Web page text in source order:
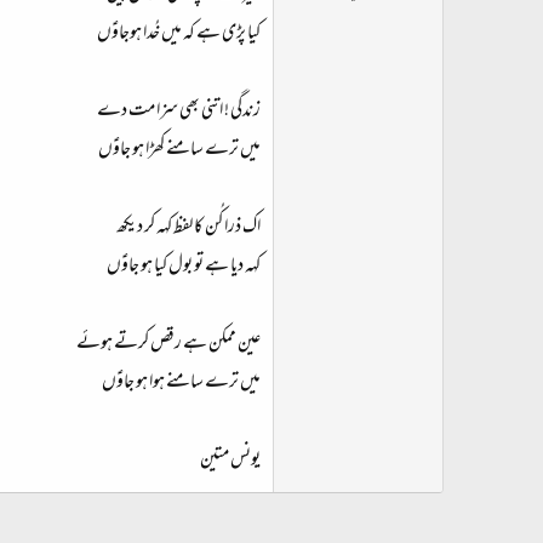
کیا پڑی ہے کہ میں خُدا ہوجاوؑں
زندگی ! اتنی بھی سزا مت دے
میں ترے سامنے کھڑا ہو جاوؑں
اک ذرا کُن کا لفظ کہہ کر دیکھ
کہہ دیا ہے تو بول کیا ہو جاوؑں
عین ممکن ہے رقص کرتے ہوئے
میں ترے سامنے ہوا ہو جاوؑں
یونس متین